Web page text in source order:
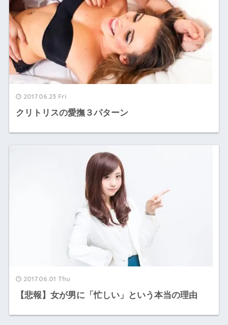
2017.06.23 Fri
クリトリスの愛撫３パターン
2017.06.01 Thu
【悲報】女が男に「忙しい」という本当の理由